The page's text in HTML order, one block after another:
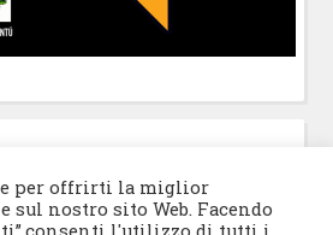
per offrirti la miglior
sul nostro sito Web. Facendo